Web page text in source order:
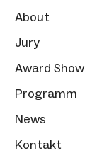
About
Jury
Award Show
Programm
News
Kontakt